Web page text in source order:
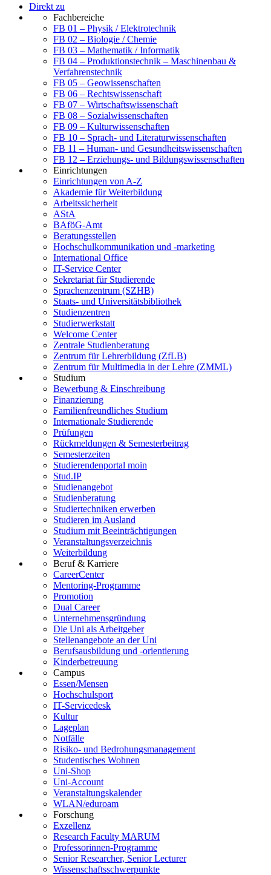
Direkt zu
Fachbereiche
FB 01 – Physik / Elektrotechnik
FB 02 – Biologie / Chemie
FB 03 – Mathematik / Informatik
FB 04 – Produktionstechnik – Maschinenbau &
Verfahrenstechnik
FB 05 – Geowissenschaften
FB 06 – Rechtswissenschaft
FB 07 – Wirtschaftswissenschaft
FB 08 – Sozialwissenschaften
FB 09 – Kulturwissenschaften
FB 10 – Sprach- und Literaturwissenschaften
FB 11 – Human- und Gesundheitswissenschaften
FB 12 – Erziehungs- und Bildungswissenschaften
Einrichtungen
Einrichtungen von A-Z
Akademie für Weiterbildung
Arbeitssicherheit
AStA
BAföG-Amt
Beratungsstellen
Hochschulkommunikation und -marketing
International Office
IT-Service Center
Sekretariat für Studierende
Sprachenzentrum (SZHB)
Staats- und Universitätsbibliothek
Studienzentren
Studierwerkstatt
Welcome Center
Zentrale Studienberatung
Zentrum für Lehrerbildung (ZfLB)
Zentrum für Multimedia in der Lehre (ZMML)
Studium
Bewerbung & Einschreibung
Finanzierung
Familienfreundliches Studium
Internationale Studierende
Prüfungen
Rückmeldungen & Semesterbeitrag
Semesterzeiten
Studierendenportal moin
Stud.IP
Studienangebot
Studienberatung
Studiertechniken erwerben
Studieren im Ausland
Studium mit Beeinträchtigungen
Veranstaltungsverzeichnis
Weiterbildung
Beruf & Karriere
CareerCenter
Mentoring-Programme
Promotion
Dual Career
Unternehmensgründung
Die Uni als Arbeitgeber
Stellenangebote an der Uni
Berufsausbildung und -orientierung
Kinderbetreuung
Campus
Essen/Mensen
Hochschulsport
IT-Servicedesk
Kultur
Lageplan
Notfälle
Risiko- und Bedrohungsmanagement
Studentisches Wohnen
Uni-Shop
Uni-Account
Veranstaltungskalender
WLAN/eduroam
Forschung
Exzellenz
Research Faculty MARUM
Professorinnen-Programme
Senior Researcher, Senior Lecturer
Wissenschaftsschwerpunkte